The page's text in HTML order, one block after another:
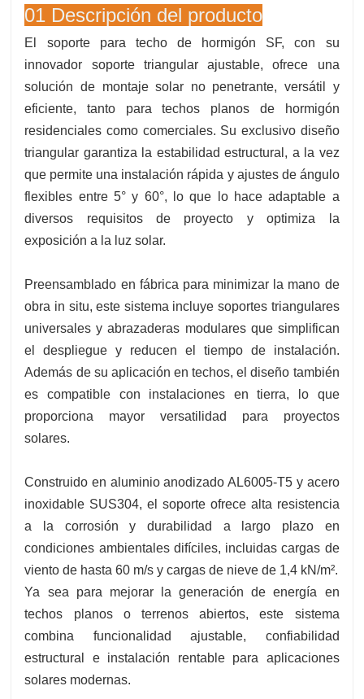
01 Descripción del producto
El soporte para techo de hormigón SF, con su
innovador soporte triangular ajustable, ofrece una
solución de montaje solar no penetrante, versátil y
eficiente, tanto para techos planos de hormigón
residenciales como comerciales. Su exclusivo diseño
triangular garantiza la estabilidad estructural, a la vez
que permite una instalación rápida y ajustes de ángulo
flexibles entre 5° y 60°, lo que lo hace adaptable a
diversos requisitos de proyecto y optimiza la
exposición a la luz solar.
Preensamblado en fábrica para minimizar la mano de
obra in situ, este sistema incluye soportes triangulares
universales y abrazaderas modulares que simplifican
el despliegue y reducen el tiempo de instalación.
Además de su aplicación en techos, el diseño también
es compatible con instalaciones en tierra, lo que
proporciona mayor versatilidad para proyectos
solares.
Construido en aluminio anodizado AL6005-T5 y acero
inoxidable SUS304, el soporte ofrece alta resistencia
a la corrosión y durabilidad a largo plazo en
condiciones ambientales difíciles, incluidas cargas de
viento de hasta 60 m/s y cargas de nieve de 1,4 kN/m².
Ya sea para mejorar la generación de energía en
techos planos o terrenos abiertos, este sistema
combina funcionalidad ajustable, confiabilidad
estructural e instalación rentable para aplicaciones
solares modernas.